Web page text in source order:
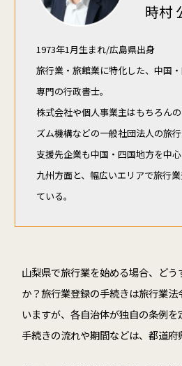
時村
1973年1月生まれ/広島県出身
旅行業・旅館業に特化した、中国
専門の行政書士。
株式会社や個人事業主はもちろん
ズム機構などの一般社団法人の旅行
支援先企業も中国・四国地方を中
九州方面と、幅広いエリアで旅行
ている。
山梨県で旅行業を始める場合、どう
か？旅行業登録の手続きは旅行業
いますが、各自治体が独自の条例を
手続きの流れや期間などは、都道府